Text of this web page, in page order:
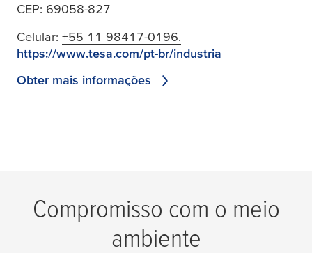
CEP: 69058-827
Celular: +55 11 98417-0196.
https://www.tesa.com/pt-br/industria
Obter mais informações
Compromisso com o meio
ambiente